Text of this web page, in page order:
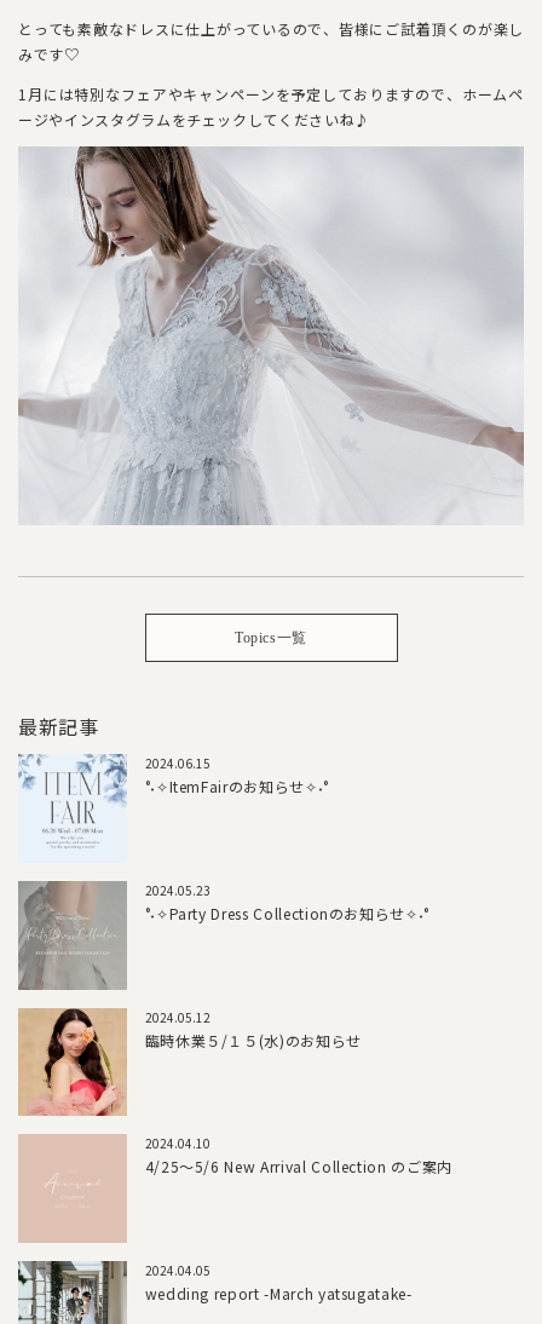
とっても素敵なドレスに仕上がっているので、皆様にご試着頂くのが楽し
みです♡
1月には特別なフェアやキャンペーンを予定しておりますので、ホームペ
ージやインスタグラムをチェックしてくださいね♪
Topics一覧
最新記事
2024.06.15
°˖✧ItemFairのお知らせ✧˖°
2024.05.23
°˖✧Party Dress Collectionのお知らせ✧˖°
2024.05.12
臨時休業５/１５(水)のお知らせ
2024.04.10
4/25～5/6 New Arrival Collection のご案内
2024.04.05
wedding report -March yatsugatake-